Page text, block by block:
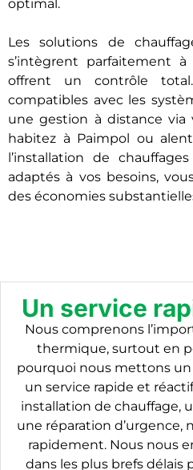
optimal.
Les solutions de
s’intègrent parfaitement
offrent un contrôle
compatibles avec les
une gestion à distance via
habitez à Paimpol ou
l’installation de
adaptés à vos besoins,
des économies
Un service
Nous comprenons
thermique, surtout en
pourquoi nous mettons un
un service rapide et
installation de chauffage,
une réparation d’urgence,
rapidement. Nous nous
dans les plus brefs délais